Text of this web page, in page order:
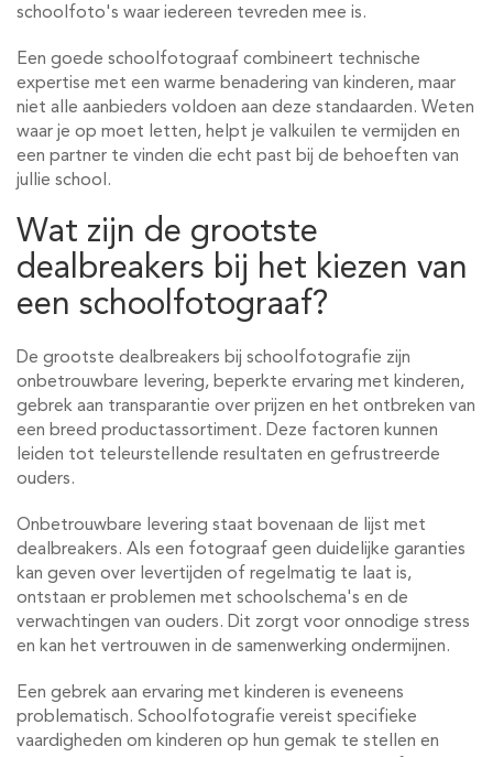
schoolfoto's waar iedereen tevreden mee is.
Een goede schoolfotograaf combineert technische
expertise met een warme benadering van kinderen, maar
niet alle aanbieders voldoen aan deze standaarden. Weten
waar je op moet letten, helpt je valkuilen te vermijden en
een partner te vinden die echt past bij de behoeften van
jullie school.
Wat zijn de grootste
dealbreakers bij het kiezen van
een schoolfotograaf?
De grootste dealbreakers bij schoolfotografie zijn
onbetrouwbare levering, beperkte ervaring met kinderen,
gebrek aan transparantie over prijzen en het ontbreken van
een breed productassortiment. Deze factoren kunnen
leiden tot teleurstellende resultaten en gefrustreerde
ouders.
Onbetrouwbare levering staat bovenaan de lijst met
dealbreakers. Als een fotograaf geen duidelijke garanties
kan geven over levertijden of regelmatig te laat is,
ontstaan er problemen met schoolschema's en de
verwachtingen van ouders. Dit zorgt voor onnodige stress
en kan het vertrouwen in de samenwerking ondermijnen.
Een gebrek aan ervaring met kinderen is eveneens
problematisch. Schoolfotografie vereist specifieke
vaardigheden om kinderen op hun gemak te stellen en